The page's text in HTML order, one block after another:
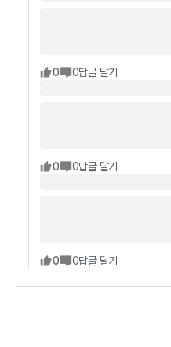
0 0답글 달기
0 0답글 달기
0 0답글 달기